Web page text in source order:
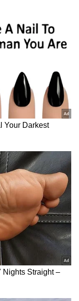
ದೋಸೆ ಟೇಸ್ಟಿ
ಎರಡರಲ್ಲಿ ಬೆಸ್ಟ್
ಶಾಸ್ತ್ರ: ವಾರದ 7
ಈ ತಪ್ಪು ಮಾಡಬೇಡಿ!
ಏನು ಮಾಡಬಾರದು?
ವಿವರ